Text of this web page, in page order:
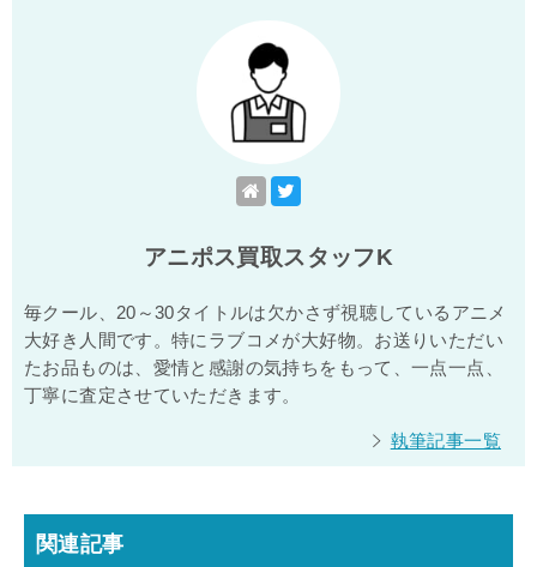
アニポス買取スタッフK
毎クール、20～30タイトルは欠かさず視聴しているアニメ
大好き人間です。特にラブコメが大好物。お送りいただい
たお品ものは、愛情と感謝の気持ちをもって、一点一点、
丁寧に査定させていただきます。
執筆記事一覧
関連記事